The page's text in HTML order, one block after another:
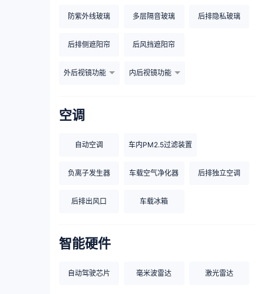
防紫外线玻璃 多层隔音玻璃 后排隐私玻璃
后排侧遮阳帘 后风挡遮阳帘
外后视镜功能 内后视镜功能
空调
自动空调 车内PM2.5过滤装置
负离子发生器 车载空气净化器 后排独立空调
后排出风口 车载冰箱
智能硬件
自动驾驶芯片 毫米波雷达 激光雷达